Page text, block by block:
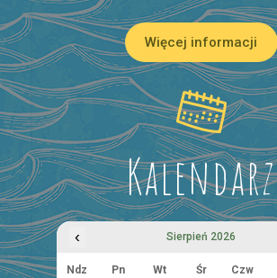
Więcej informacji
Kalendarz
‹ Sierpień 2026
Ndz Pn Wt Śr Czw